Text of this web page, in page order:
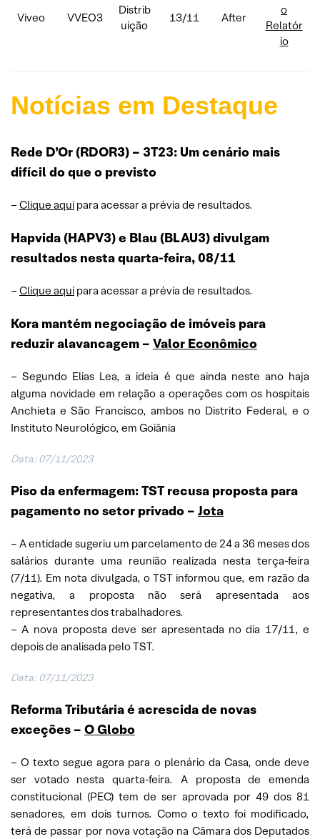
Viveo VVEO3
Distrib
uição
13/11 After
o
Relatór
io
Notícias em Destaque
Rede D’Or (RDOR3) – 3T23: Um cenário mais
difícil do que o previsto
– Clique aqui para acessar a prévia de resultados.
Hapvida (HAPV3) e Blau (BLAU3) divulgam
resultados nesta quarta-feira, 08/11
– Clique aqui para acessar a prévia de resultados.
Kora mantém negociação de imóveis para
reduzir alavancagem – Valor Econômico
– Segundo Elias Lea, a ideia é que ainda neste ano haja
alguma novidade em relação a operações com os hospitais
Anchieta e São Francisco, ambos no Distrito Federal, e o
Instituto Neurológico, em Goiânia
Data: 07/11/2023
Piso da enfermagem: TST recusa proposta para
pagamento no setor privado – Jota
– A entidade sugeriu um parcelamento de 24 a 36 meses dos
salários durante uma reunião realizada nesta terça-feira
(7/11). Em nota divulgada, o TST informou que, em razão da
negativa, a proposta não será apresentada aos
representantes dos trabalhadores.
– A nova proposta deve ser apresentada no dia 17/11, e
depois de analisada pelo TST.
Data: 07/11/2023
Reforma Tributária é acrescida de novas
exceções – O Globo
– O texto segue agora para o plenário da Casa, onde deve
ser votado nesta quarta-feira. A proposta de emenda
constitucional (PEC) tem de ser aprovada por 49 dos 81
senadores, em dois turnos. Como o texto foi modificado,
terá de passar por nova votação na Câmara dos Deputados